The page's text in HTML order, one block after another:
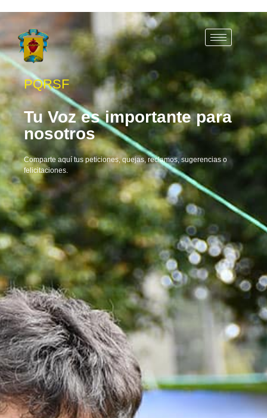
PQRSF
Tu Voz es importante para
nosotros
Comparte aquí tus peticiones, quejas, reclamos, sugerencias o
felicitaciones.